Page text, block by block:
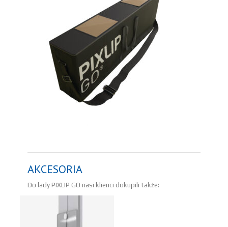
AKCESORIA
Do lady PIXLIP GO nasi klienci dokupili także: